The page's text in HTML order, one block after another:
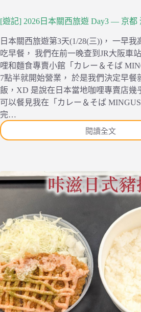
作
出
融
入
台
式
元
素
歐
風
[遊記] 2026日本關西旅遊 Day3 — 京都
日本關西旅遊第3天(1/28(三))， 一早我
吃早餐， 我們在前一晚查到JR大阪車
哩和麵食專賣小館「カレー＆そば
7點半就開始營業， 於是我們決定早餐
飯，XD 是說在日本當地咖哩專賣店幾
可以餐見我在「カレー＆そば
完…
閱讀全文
[遊
本
關
Day3
—
京
都
清
水
寺